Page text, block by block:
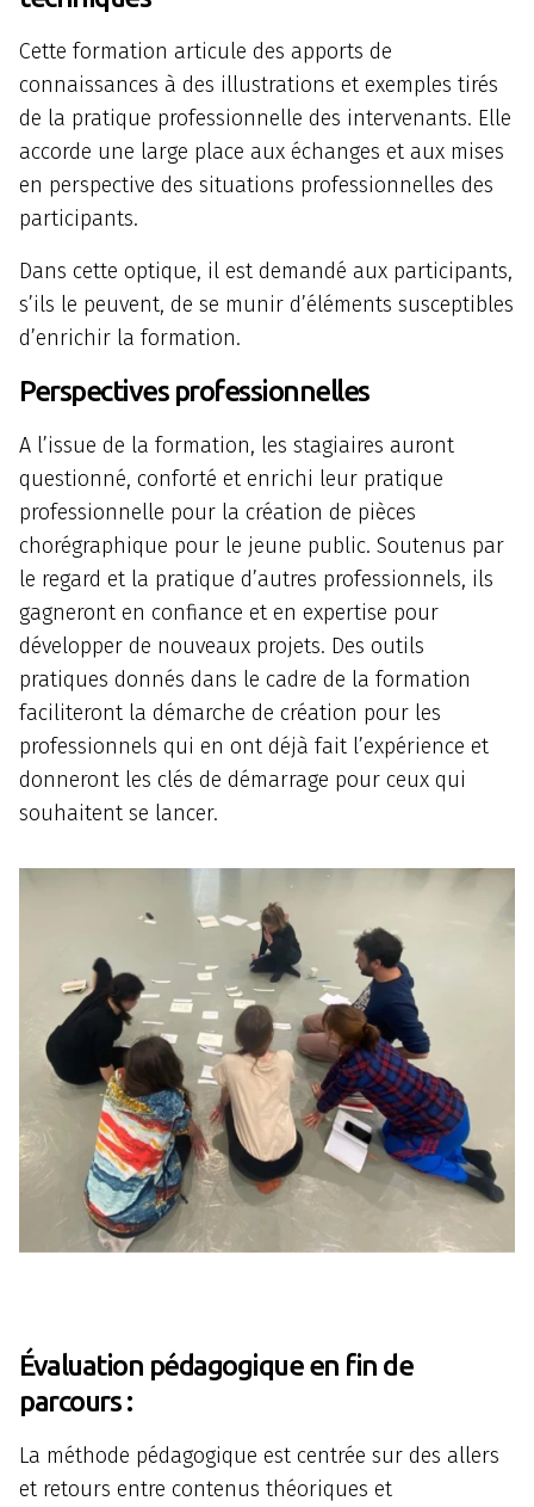
Cette formation articule des apports de
connaissances à des illustrations et exemples tirés
de la pratique professionnelle des intervenants. Elle
accorde une large place aux échanges et aux mises
en perspective des situations professionnelles des
participants.
Dans cette optique, il est demandé aux participants,
s’ils le peuvent, de se munir d’éléments susceptibles
d’enrichir la formation.
Perspectives professionnelles
A l’issue de la formation, les stagiaires auront
questionné, conforté et enrichi leur pratique
professionnelle pour la création de pièces
chorégraphique pour le jeune public. Soutenus par
le regard et la pratique d’autres professionnels, ils
gagneront en confiance et en expertise pour
développer de nouveaux projets. Des outils
pratiques donnés dans le cadre de la formation
faciliteront la démarche de création pour les
professionnels qui en ont déjà fait l’expérience et
donneront les clés de démarrage pour ceux qui
souhaitent se lancer.
Évaluation pédagogique en fin de
parcours :
La méthode pédagogique est centrée sur des allers
et retours entre contenus théoriques et